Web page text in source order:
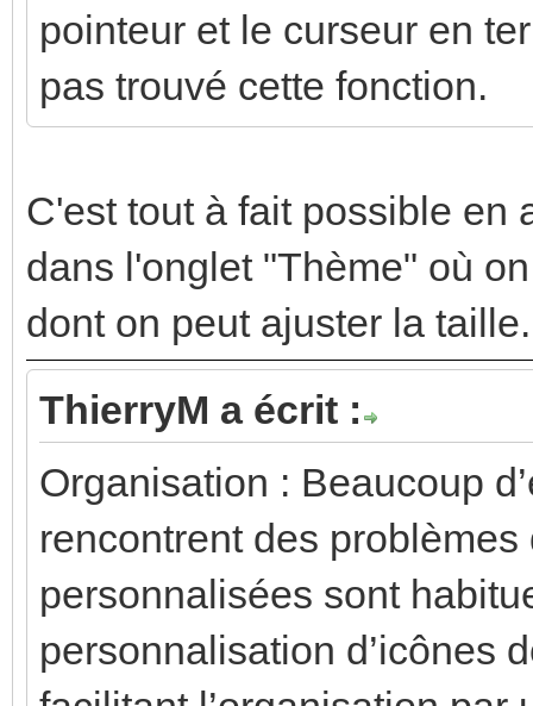
pointeur et le curseur en
pas trouvé cette fonction.
C'est tout à fait possible en
dans l'onglet "Thème" où
dont on peut ajuster la taille.
ThierryM a écrit :
Organisation : Beaucoup
rencontrent des
personnalisées sont
personnalisation d’icônes